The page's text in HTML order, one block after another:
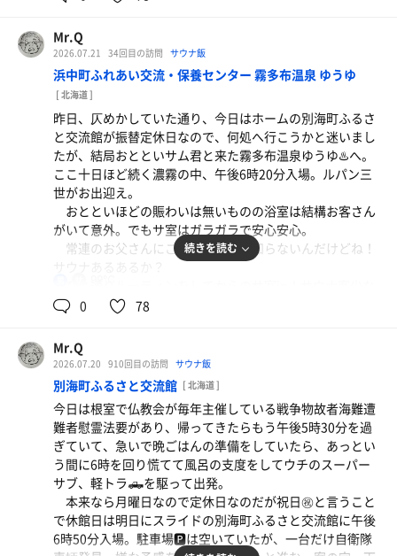
インゲン、ナス、トマト、ウィンナの炒め物
他にも長ネギ、木耳も入って塩コショウ、砂糖少々、
コンソメ顆粒で味つけしてみました。
フルーツ オ・レ
水
水
うな丼、生牡蠣
お中元で貰ったうなぎの蒲焼と、お中元を大量に購入
したお礼にサービスで貰った殻付き牡蠣🦪
かき氷 ぶどう味🍇
水
た。リーダーのしょうま先生、SSK先生、きゅんちゃんの
三人。
一時カランは待ちが発生していたようだけど、サ客は少
なく、サ室は余裕あり。落ち着いてのサ活は出来なかった
が、愉しい時間でした。
が蒸されている状況。
ルーティン中に雷神O君登場し、ロウリュをセッティン
グしてくれてワタクシがインした時にはアチアチの蒸し蒸
しに。その後、先日一緒に霧多布温泉ゆうゆ♨️へ行った
ALTのサム君も登場。
積極的に自主的に水温計測してくれるイクラの軍艦さん
調べで、本日の水風呂は12.2℃と判明。アリガトゴザイマ
ス🙇‍♂️
Mr.Q
2026.07.21 34回目の訪問 サウナ飯
浜中町ふれあい交流・保養センター 霧多布温泉 ゆうゆ
[ 北海道 ]
昨日、仄めかしていた通り、今日はホームの別海町ふるさ
と交流館が振替定休日なので、何処へ行こうかと迷いまし
たが、結局おとといサム君と来た霧多布温泉ゆうゆ♨️へ。
ここ十日ほど続く濃霧の中、午後6時20分入場。ルパン三
世がお出迎え。
おとといほどの賑わいは無いものの浴室は結構お客さん
がいて意外。でもサ室はガラガラで安心安心。
常連のお父さんにご挨拶。名前は知らないんだけどね！
くて扉🚪の開閉が少ないからかサ室内の温度計は96℃を指
こない。
サウナ 10分 11分 11分 13分
水風呂 2分×4
外気浴 5分×4
2セット目、誰も居らず、相変わらずカラカラなので、
水風呂の手桶に水を入れ木の壁とストーブを囲うレンガ🧱
に水をかけ湿度上昇⤴️を狙ってみる。多少は効いたか、あ
のままでは喉がカラカラに渇いて、喉がやられそうだっ
た。
3セット目には99℃まで上昇⤴️しかし、カラカラに戻った
続きを読む
0 78
Mr.Q
2026.07.20 910回目の訪問 サウナ飯
別海町ふるさと交流館 [ 北海道 ]
今日は根室で仏教会が毎年主催している戦争物故者海難遭
難者慰霊法要があり、帰ってきたらもう午後5時30分を過
ぎていて、急いで晩ごはんの準備をしていたら、あっとい
う間に6時を回り慌てて風呂の支度をしてウチのスーパー
サブ、軽トラ🛻を駆って出発。
本来なら月曜日なので定休日なのだが祝日㊗️と言うこと
で休館日は明日にスライドの別海町ふるさと交流館に午後
6時50分入場。駐車場🅿️は空いていたが、一台だけ自衛隊